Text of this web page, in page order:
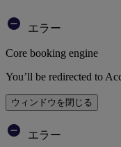
エラー
Core booking engine
You’ll be redirected to
ウィンドウを閉じる
エラー